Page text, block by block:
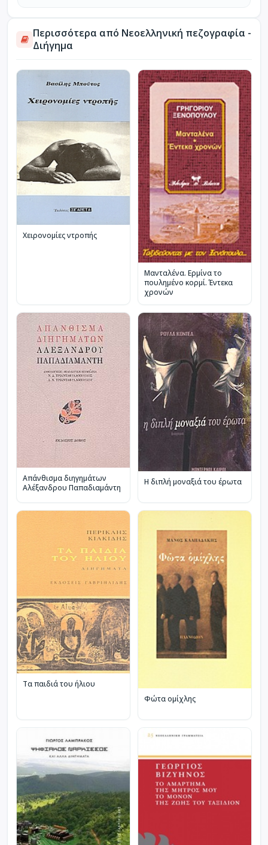
Περισσότερα από Νεοελληνική πεζογραφία -
Διήγημα
Χειρονομίες ντροπής
Μανταλένα. Ερμίνα το
πουλημένο κορμί. Έντεκα
χρονών
Απάνθισμα διηγημάτων
Αλέξανδρου Παπαδιαμάντη
Η διπλή μοναξιά του έρωτα
Τα παιδιά του ήλιου
Φώτα ομίχλης